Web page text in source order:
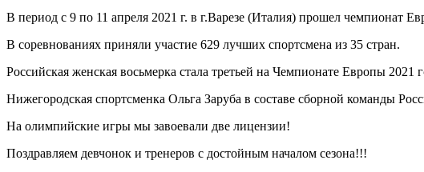
В период с 9 по 11 апреля 2021 г. в г.Варезе (Италия) прошел чемпионат
В соревнованиях приняли участие 629 лучших спортсмена из 35 стран.
Российская женская восьмерка стала третьей на Чемпионате Европы 2021
Нижегородская спортсменка Ольга Заруба в составе сборной команды
На олимпийские игры мы завоевали две лицензии!
Поздравляем девчонок и тренеров с достойным началом сезона!!!